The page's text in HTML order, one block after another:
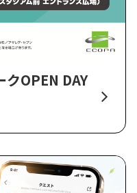
OPEN DAY